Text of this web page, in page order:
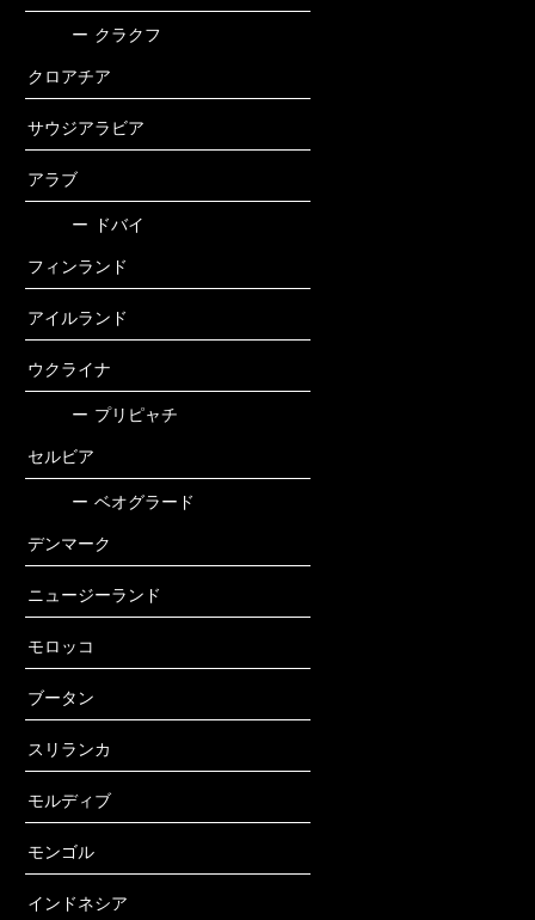
ー クラクフ
クロアチア
サウジアラビア
アラブ
ー ドバイ
フィンランド
アイルランド
ウクライナ
ー プリピャチ
セルビア
ー ベオグラード
デンマーク
ニュージーランド
モロッコ
ブータン
スリランカ
モルディブ
モンゴル
インドネシア